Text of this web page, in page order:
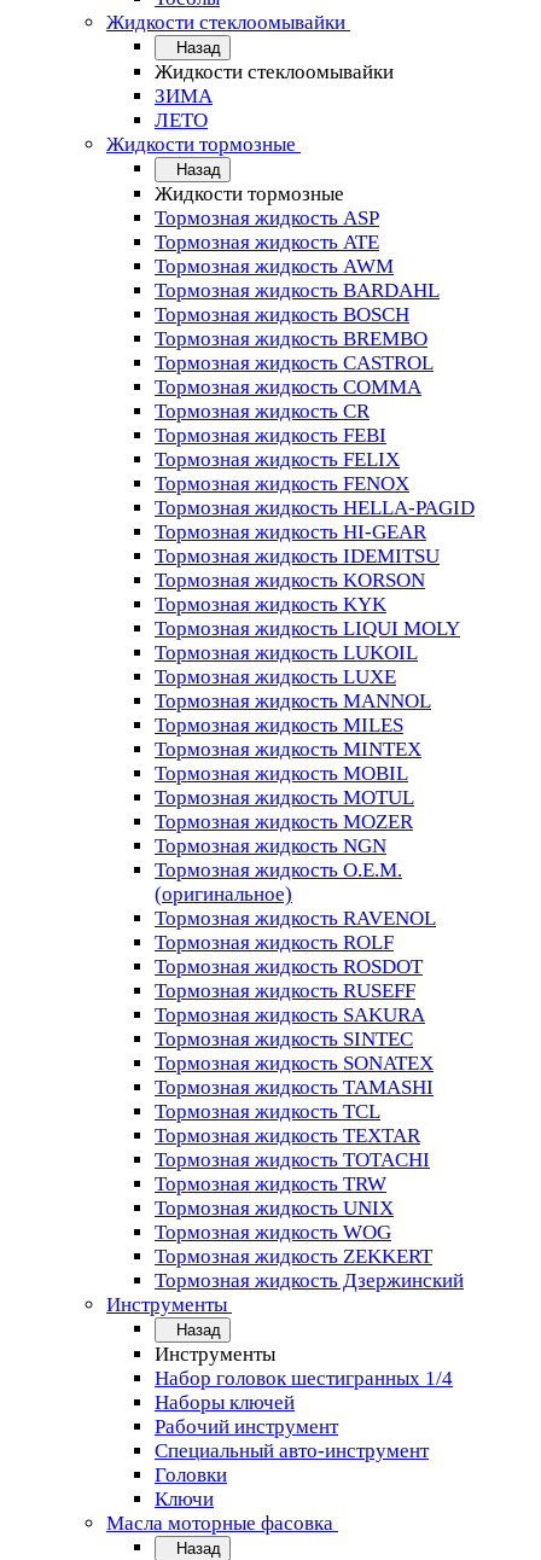
Жидкости стеклоомывайки
Назад
Жидкости стеклоомывайки
ЗИМА
ЛЕТО
Жидкости тормозные
Назад
Жидкости тормозные
Тормозная жидкость ASP
Тормозная жидкость ATE
Тормозная жидкость AWM
Тормозная жидкость BARDAHL
Тормозная жидкость BOSCH
Тормозная жидкость BREMBO
Тормозная жидкость CASTROL
Тормозная жидкость COMMA
Тормозная жидкость CR
Тормозная жидкость FEBI
Тормозная жидкость FELIX
Тормозная жидкость FENOX
Тормозная жидкость HELLA-PAGID
Тормозная жидкость HI-GEAR
Тормозная жидкость IDEMITSU
Тормозная жидкость KORSON
Тормозная жидкость KYK
Тормозная жидкость LIQUI MOLY
Тормозная жидкость LUKOIL
Тормозная жидкость LUXE
Тормозная жидкость MANNOL
Тормозная жидкость MILES
Тормозная жидкость MINTEX
Тормозная жидкость MOBIL
Тормозная жидкость MOTUL
Тормозная жидкость MOZER
Тормозная жидкость NGN
Тормозная жидкость O.E.M.
(оригинальное)
Тормозная жидкость RAVENOL
Тормозная жидкость ROLF
Тормозная жидкость ROSDOT
Тормозная жидкость RUSEFF
Тормозная жидкость SAKURA
Тормозная жидкость SINTEC
Тормозная жидкость SONATEX
Тормозная жидкость TAMASHI
Тормозная жидкость TCL
Тормозная жидкость TEXTAR
Тормозная жидкость TOTACHI
Тормозная жидкость TRW
Тормозная жидкость UNIX
Тормозная жидкость WOG
Тормозная жидкость ZEKKERT
Тормозная жидкость Дзержинский
Инструменты
Назад
Инструменты
Набор головок шестигранных 1/4
Наборы ключей
Рабочий инструмент
Специальный авто-инструмент
Головки
Ключи
Масла моторные фасовка
Назад